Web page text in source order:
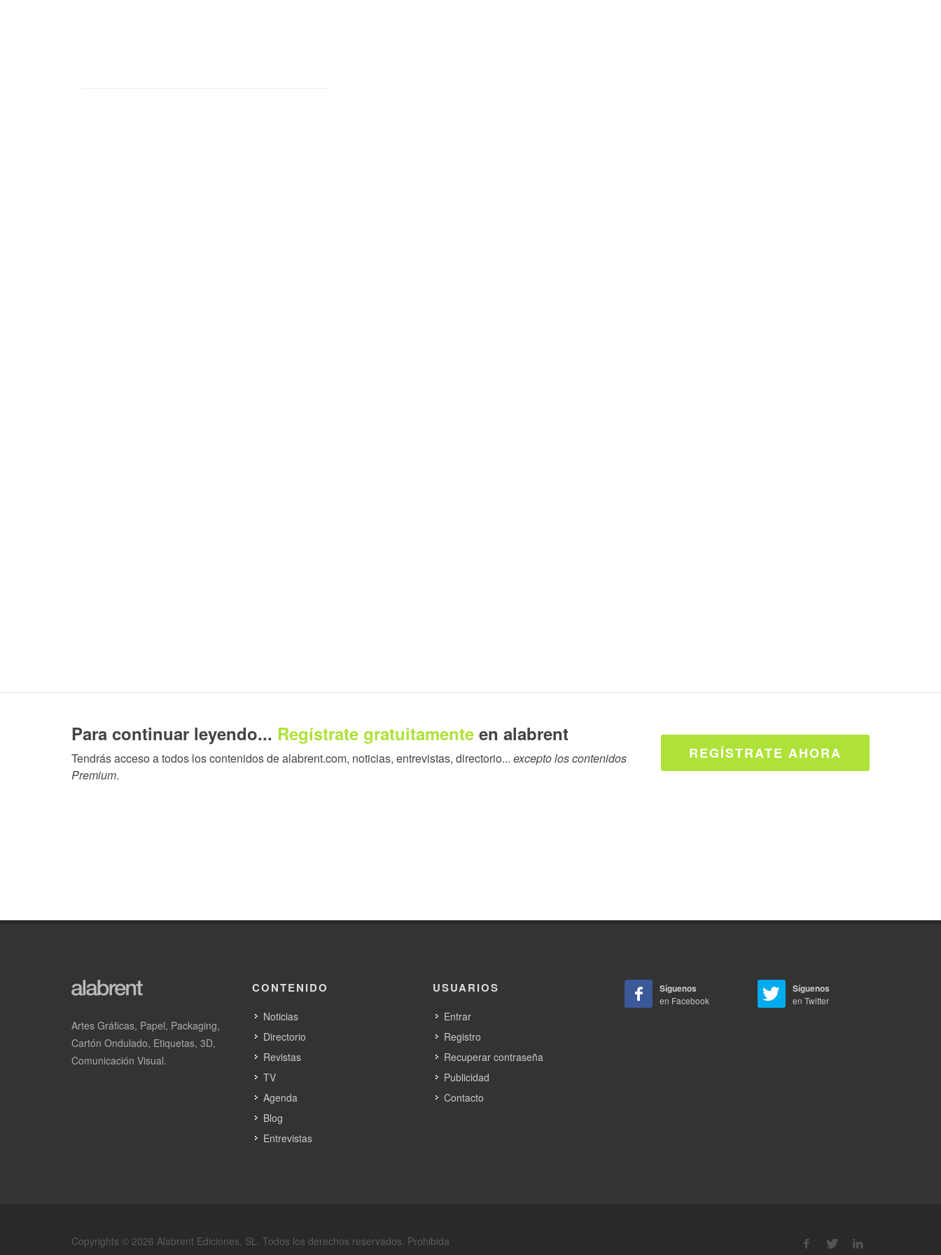
Para continuar leyendo... Regístrate gratuitamente en alabrent
Tendrás acceso a todos los contenidos de alabrent.com, noticias, entrevistas, directorio... excepto los contenidos
Premium.
REGÍSTRATE AHORA
Artes Gráficas, Papel, Packaging,
Cartón Ondulado, Etiquetas, 3D,
Comunicación Visual.
CONTENIDO
Noticias
Directorio
Revistas
TV
Agenda
Blog
Entrevistas
USUARIOS
Entrar
Registro
Recuperar contraseña
Publicidad
Contacto
Síguenos
en Facebook
Síguenos
en Twitter
Copyrights © 2026 Alabrent Ediciones, SL. Todos los derechos reservados. Prohibida